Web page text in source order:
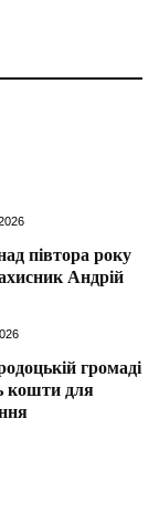
півтора року
Андрій
громаді
кошти для